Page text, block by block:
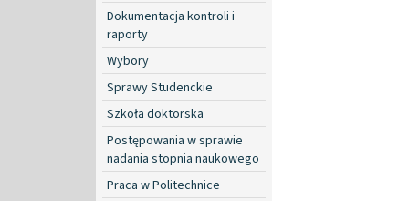
Dokumentacja kontroli i
raporty
Wybory
Sprawy Studenckie
Szkoła doktorska
Postępowania w sprawie
nadania stopnia naukowego
Praca w Politechnice